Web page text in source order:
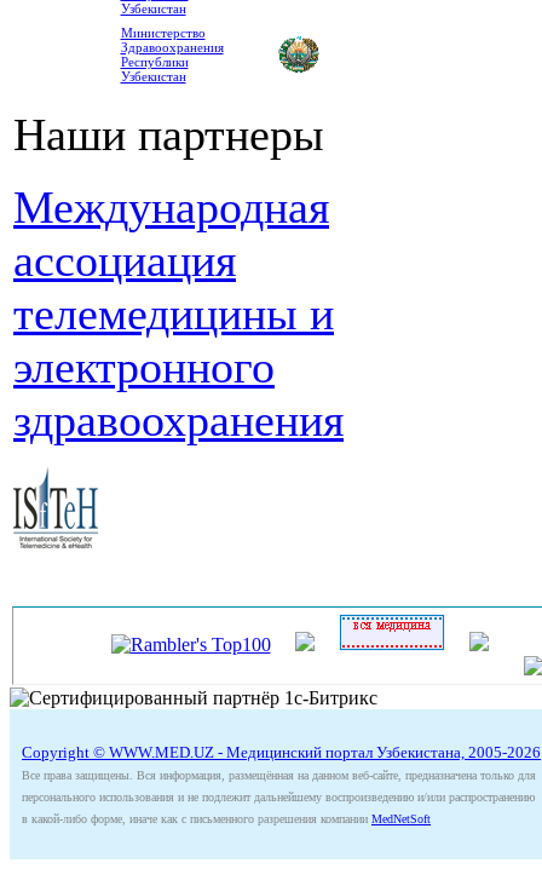
Узбекистан
Министерство
Здравоохранения
Республики
Узбекистан
Наши партнеры
Международная
ассоциация
телемедицины и
электронного
здравоохранения
Copyright © WWW.MED.UZ - Медицинский портал Узбекистана, 2005-2026
Все права защищены. Вся информация, размещённая на данном веб-сайте, предназначена только для
персонального использования и не подлежит дальнейшему воспроизведению и/или распространению
в какой-либо форме, иначе как с письменного разрешения компании MedNetSoft